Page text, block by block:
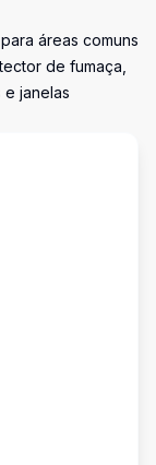
áreas comuns
de fumaça,
janelas